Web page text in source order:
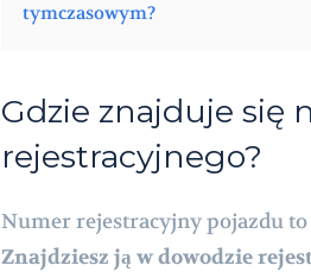
tymczasowym?
Gdzie znajduje się
rejestracyjnego?
Numer rejestracyjny pojazdu
Znajdziesz ją w dowodzie